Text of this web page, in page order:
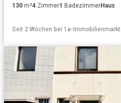
130 m²4 Zimmer1 BadezimmerHaus
Seit 2 Wochen bei 1a-Immobilienmarkt